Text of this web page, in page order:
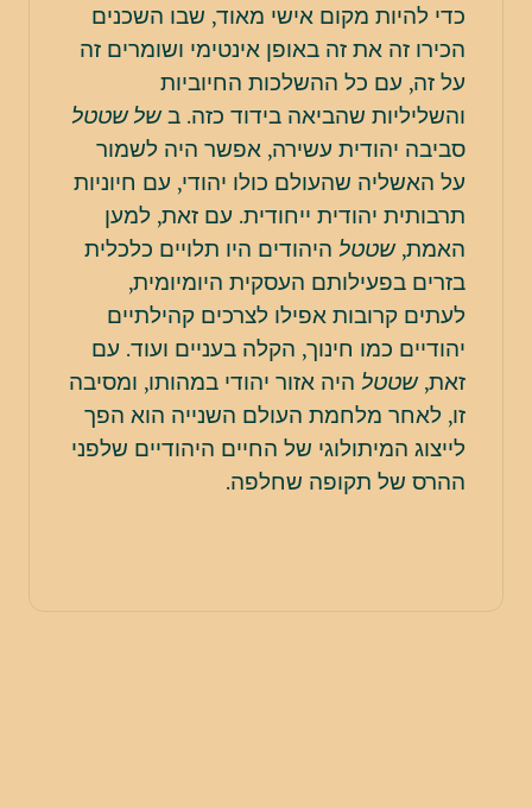
כדי להיות מקום אישי מאוד, שבו השכנים
הכירו זה את זה באופן אינטימי ושומרים זה
על זה, עם כל ההשלכות החיוביות
והשליליות שהביאה בידוד כזה. בשל שטטל
סביבה יהודית עשירה, אפשר היה לשמור
על האשליה שהעולם כולו יהודי, עם חיוניות
תרבותית יהודית ייחודית. עם זאת, למען
האמת,שטטל היהודים היו תלויים כלכלית
בזרים בפעילותם העסקית היומיומית,
לעתים קרובות אפילו לצרכים קהילתיים
יהודיים כמו חינוך, הקלה בעניים ועוד. עם
זאת,שטטל היה אזור יהודי במהותו, ומסיבה
זו, לאחר מלחמת העולם השנייה הוא הפך
לייצוג המיתולוגי של החיים היהודיים שלפני
ההרס של תקופה שחלפה.